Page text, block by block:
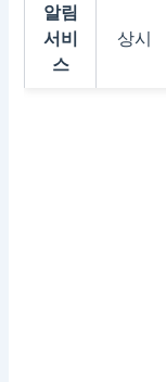
알림
서비
스
상시